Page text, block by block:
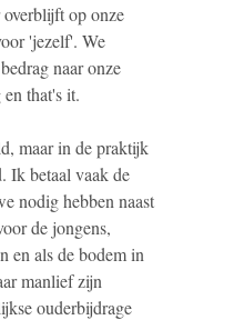
op onze
'jezelf'. We
naar onze
that's it.
maar in de praktijk
Ik betaal vaak de
nodig hebben naast
de jongens,
en als de bodem in
manlief zijn
ouderbijdrage